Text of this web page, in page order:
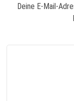
Deine E-Mail-